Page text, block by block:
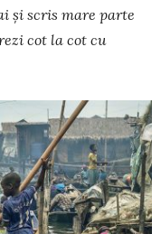
și scris mare parte
cot la cot cu